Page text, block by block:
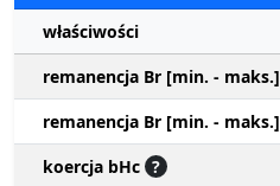
właściwości
remanencja Br [min. - maks.]
remanencja Br [min. - maks.]
koercja bHc ?